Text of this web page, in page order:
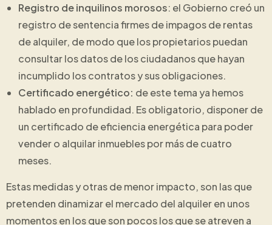
Registro de inquilinos morosos: el Gobierno creó un
registro de sentencia firmes de impagos de rentas
de alquiler, de modo que los propietarios puedan
consultar los datos de los ciudadanos que hayan
incumplido los contratos y sus obligaciones.
Certificado energético: de este tema ya hemos
hablado en profundidad. Es obligatorio, disponer de
un certificado de eficiencia energética para poder
vender o alquilar inmuebles por más de cuatro
meses.
Estas medidas y otras de menor impacto, son las que
pretenden dinamizar el mercado del alquiler en unos
momentos en los que son pocos los que se atreven a